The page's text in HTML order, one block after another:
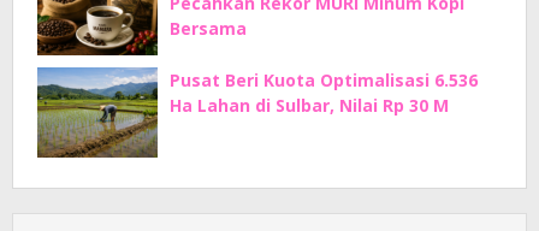
Bersama
Pusat Beri Kuota Optimalisasi 6.536
Ha Lahan di Sulbar, Nilai Rp 30 M